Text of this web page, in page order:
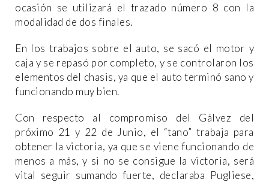
ocasión se utilizará el trazado número 8 con la
modalidad de dos finales.
En los trabajos sobre el auto, se sacó el motor y
caja y se repasó por completo, y se controlaron los
elementos del chasis, ya que el auto terminó sano y
funcionando muy bien.
Con respecto al compromiso del Gálvez del
próximo 21 y 22 de Junio, el “tano” trabaja para
obtener la victoria, ya que se viene funcionando de
menos a más, y si no se consigue la victoria, será
vital seguir sumando fuerte, declaraba Pugliese,